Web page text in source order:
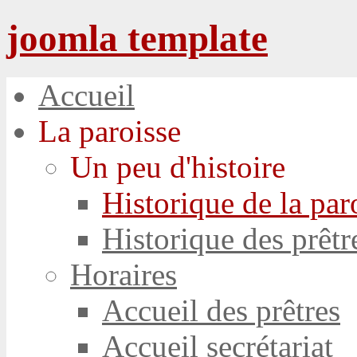
joomla template
Accueil
La paroisse
Un peu d'histoire
Historique de la
Historique des
Horaires
Accueil des prêtres
Accueil secrétariat